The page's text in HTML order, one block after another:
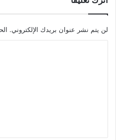
لن يتم نشر عنوان بريدك الإلكتروني.
ق